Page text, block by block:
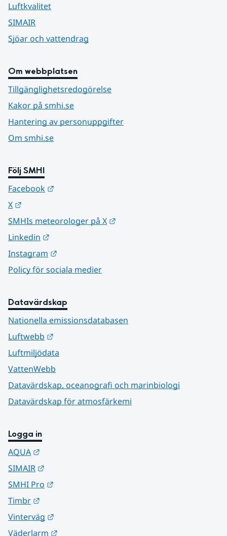
Luftkvalitet
SIMAIR
Sjöar och vattendrag
Om webbplatsen
Tillgänglighetsredogörelse
Kakor på smhi.se
Hantering av personuppgifter
Om smhi.se
Följ SMHI
Facebook
X
SMHIs meteorologer på X
Linkedin
Instagram
Policy för sociala medier
Datavärdskap
Nationella emissionsdatabasen
Luftwebb
Luftmiljödata
VattenWebb
Datavärdskap, oceanografi och marinbiologi
Datavärdskap för atmosfärkemi
Logga in
AQUA
SIMAIR
SMHI Pro
Timbr
Vinterväg
Väderlarm